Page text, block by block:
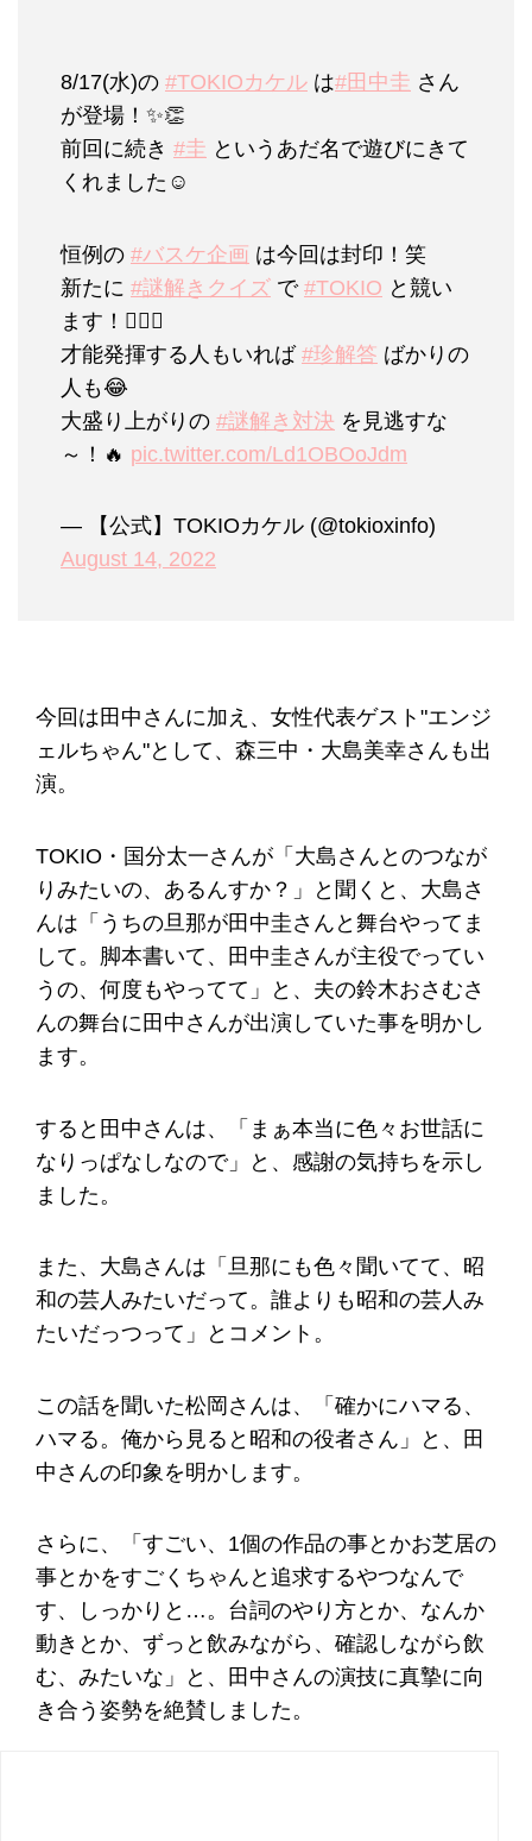
8/17(水)の #TOKIOカケル は#田中圭 さん
が登場！✨👏
前回に続き #圭 というあだ名で遊びにきて
くれました☺️
恒例の #バスケ企画 は今回は封印！笑
新たに #謎解きクイズ で #TOKIO と競い
ます！🕵️‍♂️💫
才能発揮する人もいれば #珍解答 ばかりの
人も😂
大盛り上がりの #謎解き対決 を見逃すな
～！🔥 pic.twitter.com/Ld1OBOoJdm
— 【公式】TOKIOカケル (@tokioxinfo)
August 14, 2022
今回は田中さんに加え、女性代表ゲスト"エンジ
ェルちゃん"として、森三中・大島美幸さんも出
演。
TOKIO・国分太一さんが「大島さんとのつなが
りみたいの、あるんすか？」と聞くと、大島さ
んは「うちの旦那が田中圭さんと舞台やってま
して。脚本書いて、田中圭さんが主役でってい
うの、何度もやってて」と、夫の鈴木おさむさ
んの舞台に田中さんが出演していた事を明かし
ます。
すると田中さんは、「まぁ本当に色々お世話に
なりっぱなしなので」と、感謝の気持ちを示し
ました。
また、大島さんは「旦那にも色々聞いてて、昭
和の芸人みたいだって。誰よりも昭和の芸人み
たいだっつって」とコメント。
この話を聞いた松岡さんは、「確かにハマる、
ハマる。俺から見ると昭和の役者さん」と、田
中さんの印象を明かします。
さらに、「すごい、1個の作品の事とかお芝居の
事とかをすごくちゃんと追求するやつなんで
す、しっかりと…。台詞のやり方とか、なんか
動きとか、ずっと飲みながら、確認しながら飲
む、みたいな」と、田中さんの演技に真摯に向
き合う姿勢を絶賛しました。